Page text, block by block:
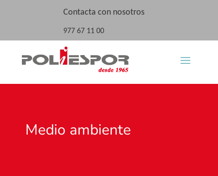
Contacta con nosotros
977 67 11 00
Medio ambiente